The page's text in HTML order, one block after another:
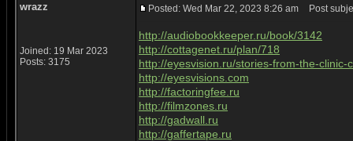
wrazz
Joined: 19 Mar 2023
Posts: 3175
Posted: Wed Mar 22, 2023 8:26 am Post
http://audiobookkeeper.ru/book/3142
http://cottagenet.ru/plan/718
http://eyesvision.ru/stories-from-the-clinic-
http://eyesvisions.com
http://factoringfee.ru
http://filmzones.ru
http://gadwall.ru
http://gaffertape.ru